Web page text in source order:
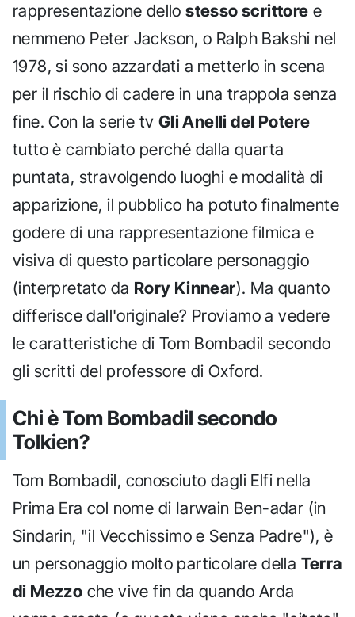
rappresentazione dellostesso scrittore e
nemmeno Peter Jackson, o Ralph Bakshi nel
1978, si sono azzardati a metterlo in scena
per il rischio di cadere in una trappola senza
fine. Con la serie tv Gli Anelli del Potere
tutto è cambiato perché dalla quarta
puntata, stravolgendo luoghi e modalità di
apparizione, il pubblico ha potuto finalmente
godere di una rappresentazione filmica e
visiva di questo particolare personaggio
(interpretato da Rory Kinnear). Ma quanto
differisce dall'originale? Proviamo a vedere
le caratteristiche di Tom Bombadil secondo
gli scritti del professore di Oxford.
Chi è Tom Bombadil secondo
Tolkien?
Tom Bombadil, conosciuto dagli Elfi nella
Prima Era col nome di Iarwain Ben-adar (in
Sindarin, "il Vecchissimo e Senza Padre"), è
un personaggio molto particolare della Terra
di Mezzo che vive fin da quando Arda